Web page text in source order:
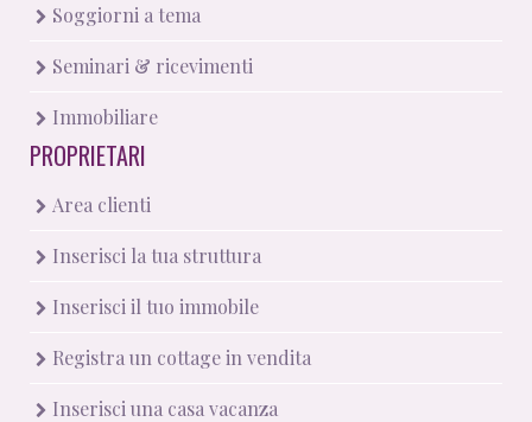
Soggiorni a tema
Seminari & ricevimenti
Immobiliare
PROPRIETARI
Area clienti
Inserisci la tua struttura
Inserisci il tuo immobile
Registra un cottage in vendita
Inserisci una casa vacanza